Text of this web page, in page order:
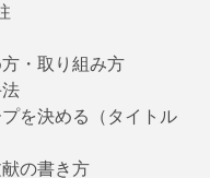
・取り組み方
を決める（タイトル
の書き方